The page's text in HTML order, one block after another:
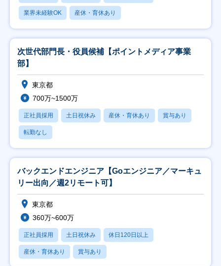
業界未経験OK 産休・育休あり
次世代部門長・役員候補【ポイントメディア事業
部】
東京都
700万~1500万
正社員採用 土日祝休み 産休・育休あり 賞与あり
転勤なし
バックエンドエンジニア【Goエンジニア／マーキュ
リー出向／週2リモート可】
東京都
360万~600万
正社員採用 土日祝休み 休日120日以上
産休・育休あり 賞与あり